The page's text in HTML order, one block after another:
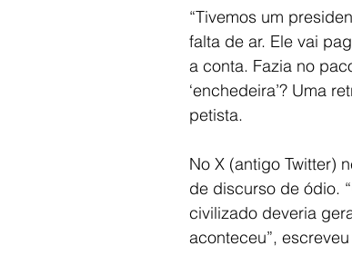
“Tivemos um
falta de ar. Ele vai
a conta. Fazia no
‘enchedeira’? Uma
petista.
No X (antigo Twitter)
de discurso de ódio.
civilizado deveria
aconteceu”,